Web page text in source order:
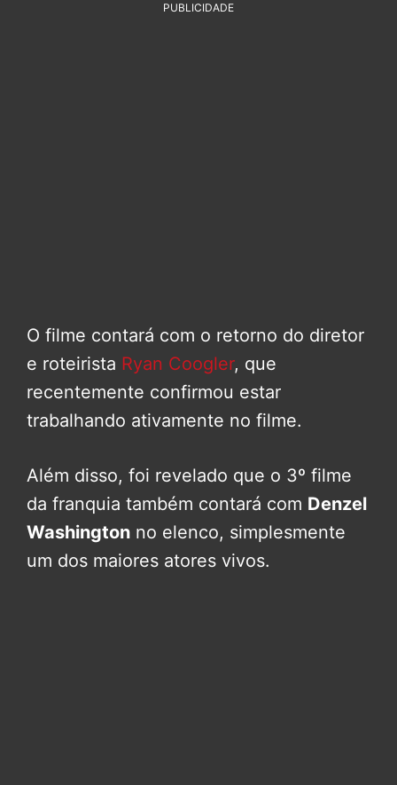
PUBLICIDADE
O filme contará com o retorno do diretor
e roteirista Ryan Coogler, que
recentemente confirmou estar
trabalhando ativamente no filme.
Além disso, foi revelado que o 3º filme
da franquia também contará com Denzel
Washington no elenco, simplesmente
um dos maiores atores vivos.